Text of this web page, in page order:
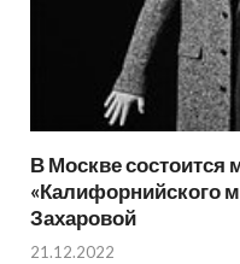
В Москве состоится
«Калифорнийского
Захаровой
21.12.2022